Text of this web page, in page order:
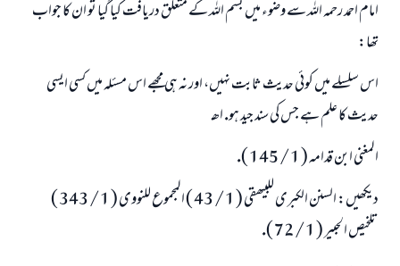
امام احمد رحمہ اللہ سے وضوء ميں بسم اللہ كے متعلق دريافت كيا گيا تو ان كا جواب
تھا:
اس سلسلے ميں كوئى حديث ثابت نہيں، اور نہ ہى مجھے اس مسئلہ ميں كسى ايسى
حديث كا علم ہے جس كى سند جيد ہو. اھـ
المغنى ابن قدامہ ( 1 / 145 ).
ديكھيں: السنن الكبرى للبيھقى ( 1 / 43 ) المجموع للنووى ( 1 / 343 )
تلخيص الحبير ( 1 / 72 ).